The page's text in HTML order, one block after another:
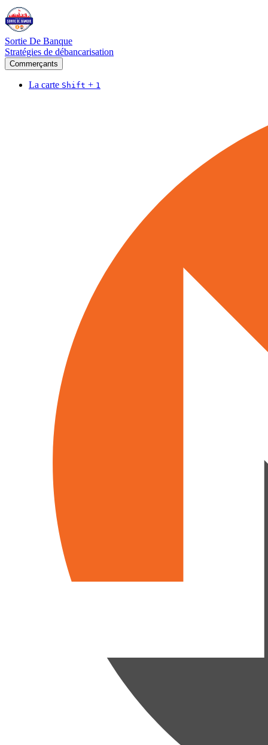
Sortie De Banque
Stratégies de débancarisation
Commerçants
La carte Shift + 1